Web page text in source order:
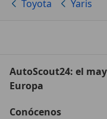
Toyota Yaris
AutoScout24: el
Europa
Conócenos